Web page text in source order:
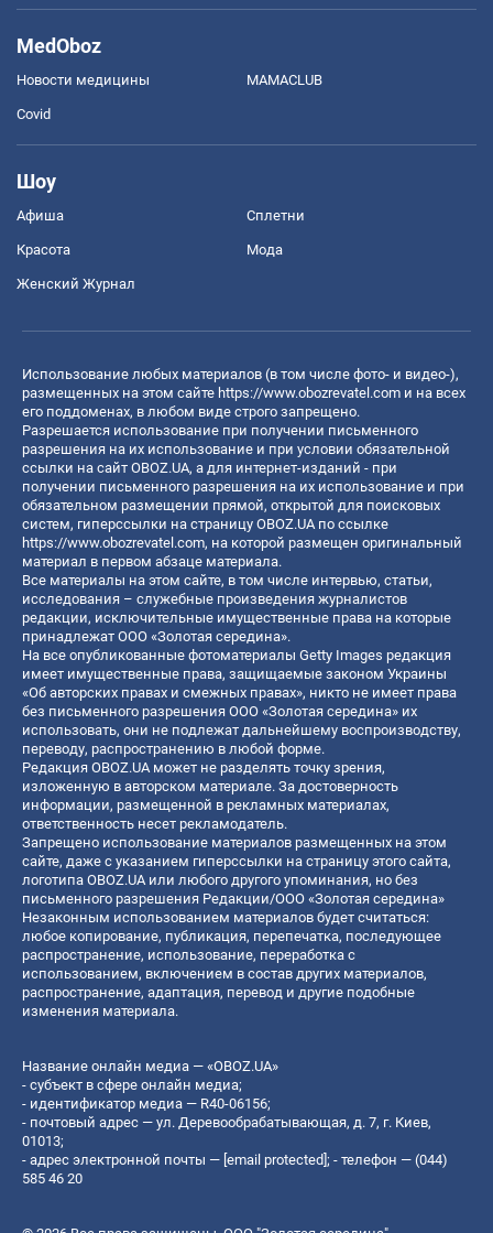
MedOboz
Новости медицины MAMACLUB
Covid
Шоу
Афиша Сплетни
Красота Мода
Женский Журнал
Использование любых материалов (в том числе фото- и видео-),
размещенных на этом сайте https://www.obozrevatel.com и на всех
его поддоменах, в любом виде строго запрещено.
Разрешается использование при получении письменного
разрешения на их использование и при условии обязательной
ссылки на сайт OBOZ.UA, а для интернет-изданий - при
получении письменного разрешения на их использование и при
обязательном размещении прямой, открытой для поисковых
систем, гиперссылки на страницу OBOZ.UA по ссылке
https://www.obozrevatel.com, на которой размещен оригинальный
материал в первом абзаце материала.
Все материалы на этом сайте, в том числе интервью, статьи,
исследования – служебные произведения журналистов
редакции, исключительные имущественные права на которые
принадлежат ООО «Золотая середина».
На все опубликованные фотоматериалы Getty Images редакция
имеет имущественные права, защищаемые законом Украины
«Об авторских правах и смежных правах», никто не имеет права
без письменного разрешения ООО «Золотая середина» их
использовать, они не подлежат дальнейшему воспроизводству,
переводу, распространению в любой форме.
Редакция OBOZ.UA может не разделять точку зрения,
изложенную в авторском материале. За достоверность
информации, размещенной в рекламных материалах,
ответственность несет рекламодатель.
Запрещено использование материалов размещенных на этом
сайте, даже с указанием гиперссылки на страницу этого сайта,
логотипа OBOZ.UA или любого другого упоминания, но без
письменного разрешения Редакции/ООО «Золотая середина»
Незаконным использованием материалов будет считаться:
любое копирование, публикация, перепечатка, последующее
распространение, использование, переработка с
использованием, включением в состав других материалов,
распространение, адаптация, перевод и другие подобные
изменения материала.
Название онлайн медиа — «OBOZ.UA»
- субъект в сфере онлайн медиа;
- идентификатор медиа — R40-06156;
- почтовый адрес — ул. Деревообрабатывающая, д. 7, г. Киев,
01013;
- адрес электронной почты — [email protected]; - телефон — (044)
585 46 20